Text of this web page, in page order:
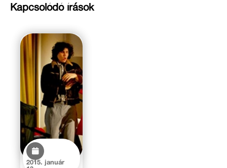
Kapcsolódó írások
2015. január